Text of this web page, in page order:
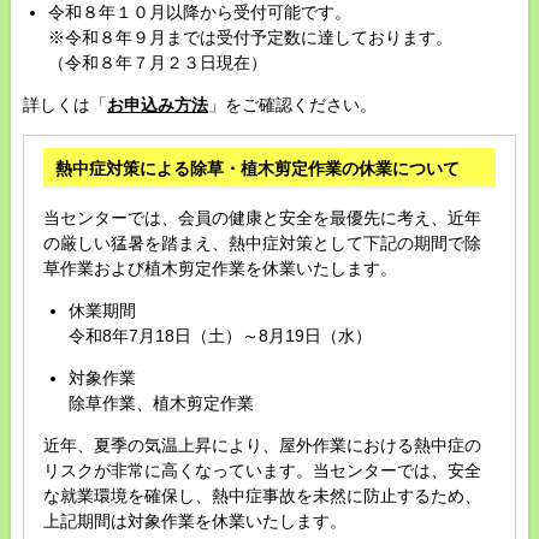
令和８年１０月以降から受付可能です。
※令和８年９月までは受付予定数に達しております。
（令和８年７月２３日現在）
詳しくは「お申込み方法」をご確認ください。
熱中症対策による除草・植木剪定作業の休業について
当センターでは、会員の健康と安全を最優先に考え、近年
の厳しい猛暑を踏まえ、熱中症対策として下記の期間で除
草作業および植木剪定作業を休業いたします。
休業期間
令和8年7月18日（土）～8月19日（水）
対象作業
除草作業、植木剪定作業
近年、夏季の気温上昇により、屋外作業における熱中症の
リスクが非常に高くなっています。当センターでは、安全
な就業環境を確保し、熱中症事故を未然に防止するため、
上記期間は対象作業を休業いたします。